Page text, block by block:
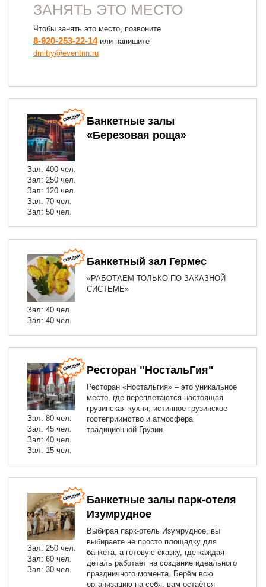
ЗАНЯТЬ ЭТО МЕСТО
Чтобы занять это место, позвоните
8-920-253-22-14или напишите
dmitry@eventnn.ru
Зал: 400 чел.
Зал: 250 чел.
Зал: 120 чел.
Зал: 70 чел.
Зал: 50 чел.
Банкетные залы
«Березовая роща»
Зал: 40 чел.
Зал: 40 чел.
Банкетный зал Гермес
«РАБОТАЕМ ТОЛЬКО ПО ЗАКАЗНОЙ
СИСТЕМЕ»
Зал: 80 чел.
Зал: 45 чел.
Зал: 40 чел.
Зал: 15 чел.
Ресторан "НостальГия"
Ресторан «Ностальгия» – это уникальное
место, где переплетаются настоящая
грузинская кухня, истинное грузинское
гостеприимство и атмосфера
традиционной Грузии.
Зал: 250 чел.
Зал: 60 чел.
Зал: 30 чел.
Банкетные залы парк-отеля
Изумрудное
Выбирая парк-отель Изумрудное, вы
выбираете не просто площадку для
банкета, а готовую сказку, где каждая
деталь работает на создание идеального
праздничного момента. Берём всю
организацию на себя, вам остаётся